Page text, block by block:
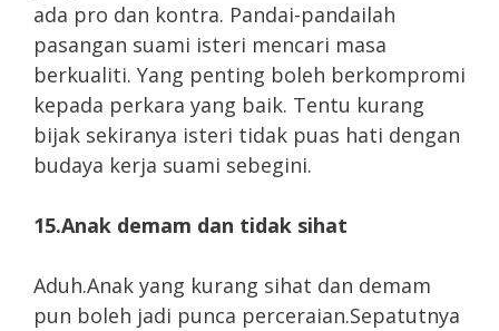
ada pro dan kontra. Pandai-pandailah
pasangan suami isteri mencari masa
berkualiti. Yang penting boleh berkompromi
kepada perkara yang baik. Tentu kurang
bijak sekiranya isteri tidak puas hati dengan
budaya kerja suami sebegini.
15.Anak demam dan tidak sihat
Aduh.Anak yang kurang sihat dan demam
pun boleh jadi punca perceraian.Sepatutnya